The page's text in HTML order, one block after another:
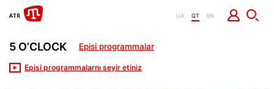
UA QT EN
5 O’CLOCK Episi programmalar
Episi programmalarnı seyir etiniz